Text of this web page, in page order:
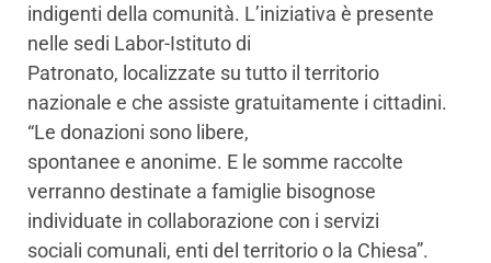
indigenti della comunità. L’iniziativa è presente
nelle sedi Labor-Istituto di
Patronato, localizzate su tutto il territorio
nazionale e che assiste gratuitamente i cittadini.
“Le donazioni sono libere,
spontanee e anonime. E le somme raccolte
verranno destinate a famiglie bisognose
individuate in collaborazione con i servizi
sociali comunali, enti del territorio o la Chiesa”.